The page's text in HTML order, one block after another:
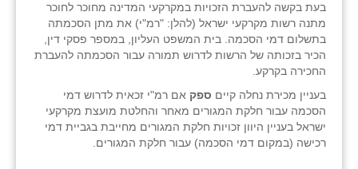
בעת בקשה להעברת הזכויות במקרקעי המדינה מחוכר לחוכר
מתנה רשות מקרקעי ישראל (להלן: "רמ"י) את מתן הסכמתה
בתשלום דמי הסכמה. בית המשפט העליון, במספר פסקי דין,
הכיר בזכותה של הרשות לדרוש תמורה עבור הסכמתה להעברת
החכירה בקרקע.
בעניין מכירת נחלה קיים ספק אם רמ"י זכאית לדרוש דמי
הסכמה עבור חלקת המגורים מאחר והחלטת מועצת מקרקעי
ישראל בעניין היוון זכויות חלקת המגורים מחייבת בגביית דמי
רכישה (במקום דמי הסכמה) עבור חלקת המגורים.